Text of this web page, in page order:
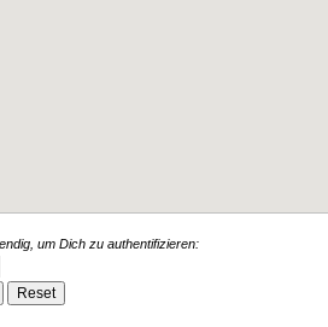
um Dich zu authentifizieren: